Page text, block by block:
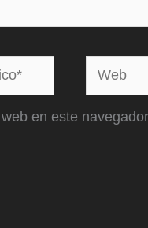
Web
en este